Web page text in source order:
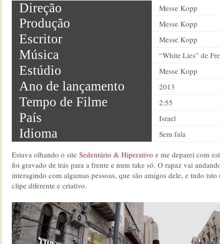
Direção Messe Kopp
Produção Messe Kopp
Escritor Messe Kopp
Música “White Lies” de
Estúdio Messe Kopp
Ano de lançamento 2013
Tempo de Filme 2:55
País Israel
Idioma Sem fala
Estava olhando o site Sedentário & Hiperativo e me deparei com
foi gravado de trás para a frente e num take só. O rapaz vai
interagindo com algumas pessoas, que são amigos dele, e tudo
clipe diferente e criativo.